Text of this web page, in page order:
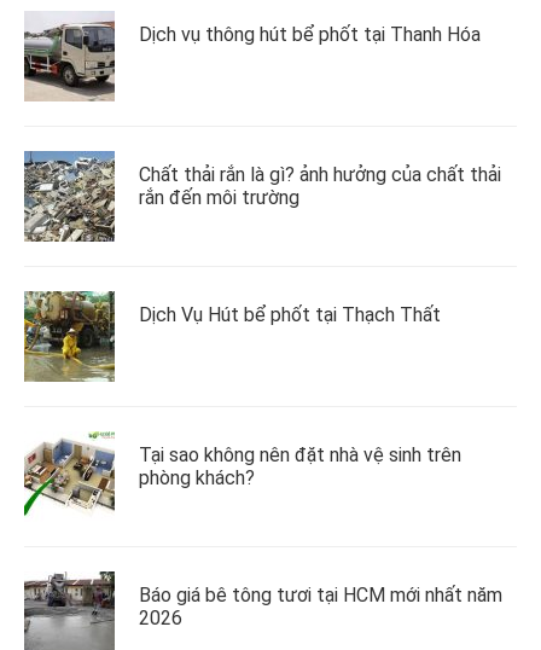
Dịch vụ thông hút bể phốt tại Thanh Hóa
Chất thải rắn là gì? ảnh hưởng của chất thải
rắn đến môi trường
Dịch Vụ Hút bể phốt tại Thạch Thất
Tại sao không nên đặt nhà vệ sinh trên
phòng khách?
Báo giá bê tông tươi tại HCM mới nhất năm
2026